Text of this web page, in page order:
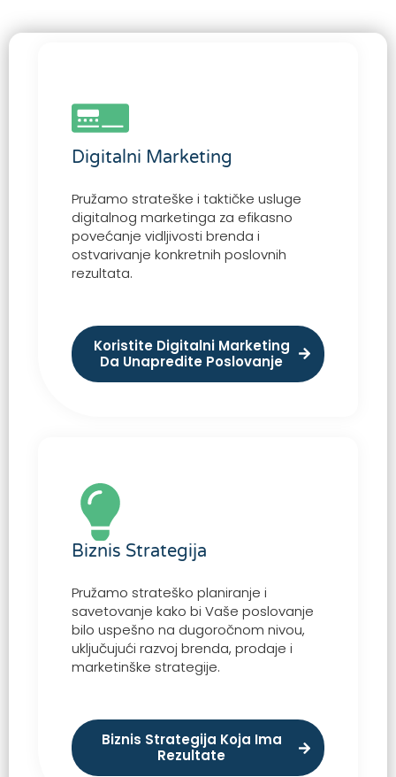
Digitalni Marketing
Pružamo strateške i taktičke usluge
digitalnog marketinga za efikasno
povećanje vidljivosti brenda i
ostvarivanje konkretnih poslovnih
rezultata.
Koristite Digitalni Marketing
Da Unapredite Poslovanje
Biznis Strategija
Pružamo strateško planiranje i
savetovanje kako bi Vaše poslovanje
bilo uspešno na dugoročnom nivou,
uključujući razvoj brenda, prodaje i
marketinške strategije.
Biznis Strategija Koja Ima
Rezultate